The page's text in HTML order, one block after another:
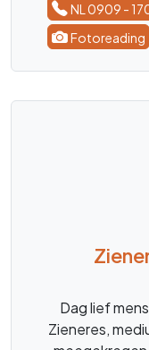
NL 0909 -
Fotoreading
Dag lief
Zieneres,